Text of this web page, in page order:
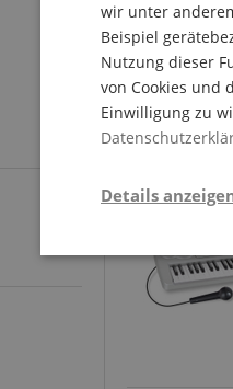
wir unter
Beispiel
Nutzung dieser
von Cookies und
Einwilligung zu
Details